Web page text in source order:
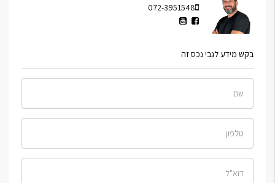
072-3951548
בקש מידע לגבי נכס זה